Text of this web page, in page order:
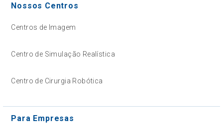
Nossos Centros
Centros de Imagem
Centro de Simulação Realística
Centro de Cirurgia Robótica
Para Empresas